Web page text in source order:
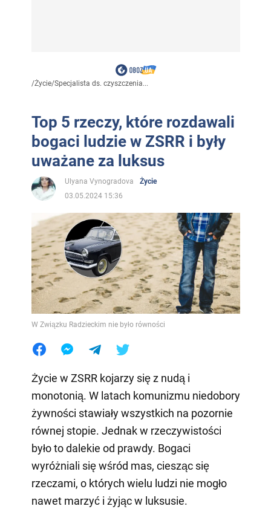
/Życie/Specjalista ds. czyszczenia...
Top 5 rzeczy, które rozdawali
bogaci ludzie w ZSRR i były
uważane za luksus
Ulyana Vynogradova
Życie
03.05.2024 15:36
W Związku Radzieckim nie było równości
Życie w ZSRR kojarzy się z nudą i
monotonią. W latach komunizmu niedobory
żywności stawiały wszystkich na pozornie
równej stopie. Jednak w rzeczywistości
było to dalekie od prawdy. Bogaci
wyróżniali się wśród mas, ciesząc się
rzeczami, o których wielu ludzi nie mogło
nawet marzyć i żyjąc w luksusie.